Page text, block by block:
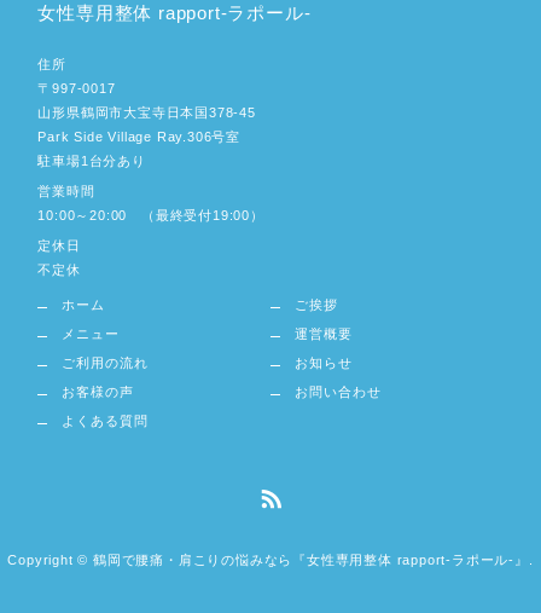
女性専用整体 rapport-ラポール-
住所
〒997-0017
山形県鶴岡市大宝寺日本国378-45
Park Side Village Ray.306号室
駐車場1台分あり
営業時間
10:00～20:00 （最終受付19:00）
定休日
不定休
ホーム
メニュー
ご利用の流れ
お客様の声
よくある質問
ご挨拶
運営概要
お知らせ
お問い合わせ
Copyright © 鶴岡で腰痛・肩こりの悩みなら『女性専用整体 rapport-ラポール-』.